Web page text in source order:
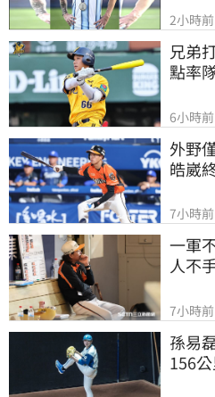
2小時前
兄弟
點率
6小時前
外野
皓崴
7小時前
一軍
人不
7小時前
孫易
156